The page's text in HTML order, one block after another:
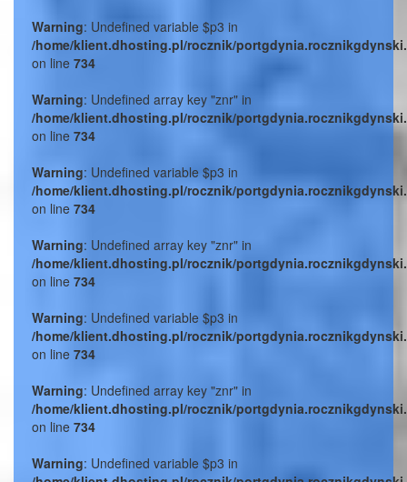
Warning: Undefined variable $p3 in
/home/klient.dhosting.pl/rocznik/
on line 734
Warning: Undefined array key "znr" in
/home/klient.dhosting.pl/rocznik/
on line 734
Warning: Undefined variable $p3 in
/home/klient.dhosting.pl/rocznik/
on line 734
Warning: Undefined array key "znr" in
/home/klient.dhosting.pl/rocznik/
on line 734
Warning: Undefined variable $p3 in
/home/klient.dhosting.pl/rocznik/
on line 734
Warning: Undefined array key "znr" in
/home/klient.dhosting.pl/rocznik/
on line 734
Warning: Undefined variable $p3 in